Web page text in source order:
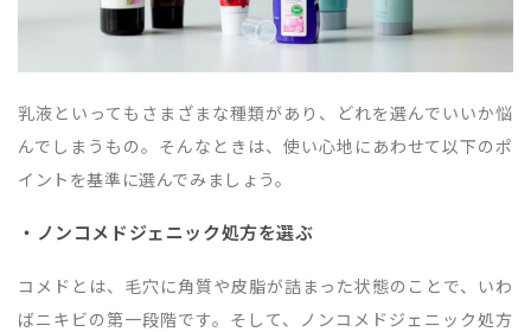
乳液といってもさまざまな種類があり、どれを選んでいいか悩
んでしまうもの。そんなときは、使い心地にあわせて以下のポ
イントを基準に選んでみましょう。
・ノンコメドジェニック処方を選ぶ
コメドとは、毛穴に角質や皮脂が詰まった状態のことで、いわ
ばニキビの第一段階です。そして、ノンコメドジェニック処方